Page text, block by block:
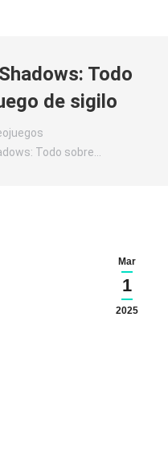
Todo
de sigilo
Todo sobre…
Mar
1
2025